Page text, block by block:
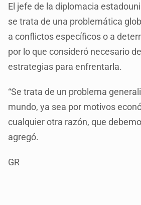
El jefe de la diplomacia
se trata de una problemática
a conflictos específicos o a
por lo que consideró necesario
estrategias para enfrentarla.
“Se trata de un problema
mundo, ya sea por motivos
cualquier otra razón, que
agregó.
GR